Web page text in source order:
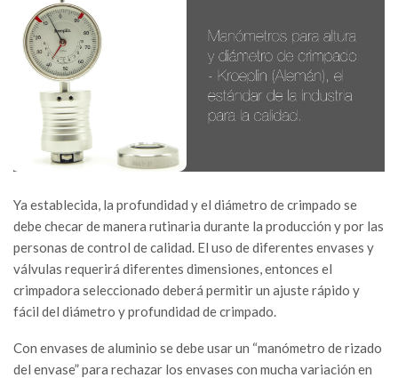
Ya establecida, la profundidad y el diámetro de crimpado se
debe checar de manera rutinaria durante la producción y por las
personas de control de calidad. El uso de diferentes envases y
válvulas requerirá diferentes dimensiones, entonces el
crimpadora seleccionado deberá permitir un ajuste rápido y
fácil del diámetro y profundidad de crimpado.
Con envases de aluminio se debe usar un “manómetro de rizado
del envase” para rechazar los envases con mucha variación en